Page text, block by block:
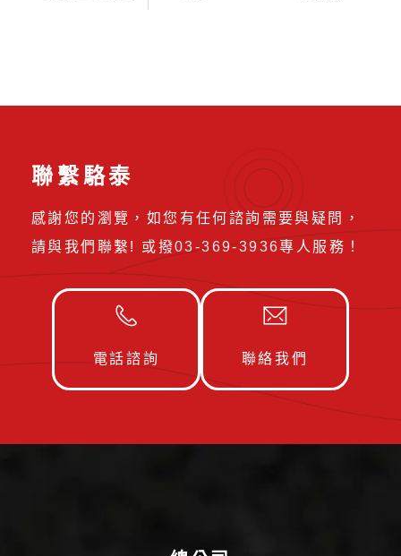
聯繫駱泰
感謝您的瀏覽，如您有任何諮詢需要與疑問，
請與我們聯繫! 或撥03-369-3936專人服務！
電話諮詢 聯絡我們